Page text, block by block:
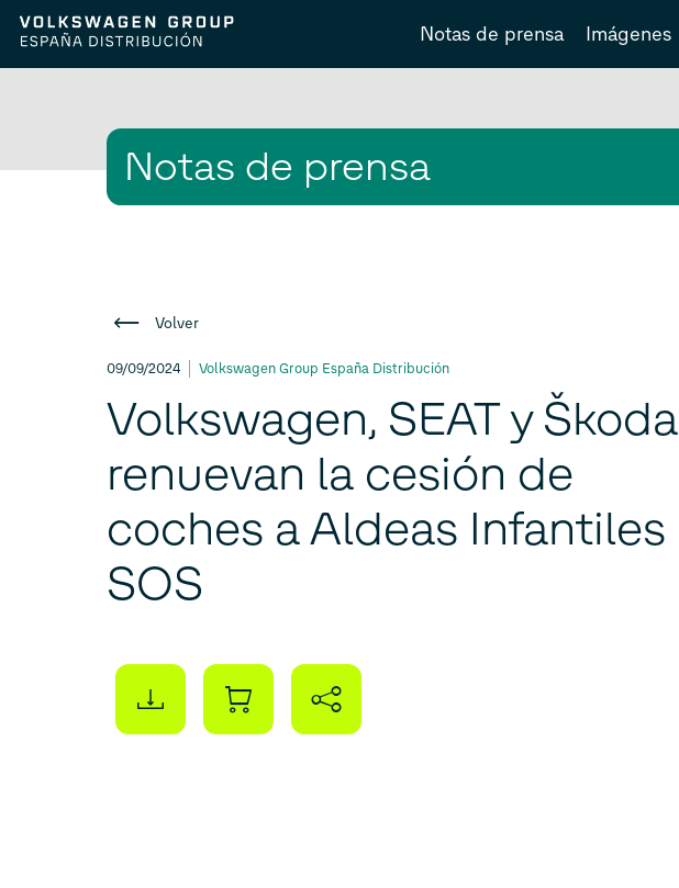
Notas de prensa Imágenes
Notas de prensa
Volver
09/09/2024 Volkswagen Group España Distribución
Volkswagen, SEAT y Škoda
renuevan la cesión de
coches a Aldeas Infantiles
SOS